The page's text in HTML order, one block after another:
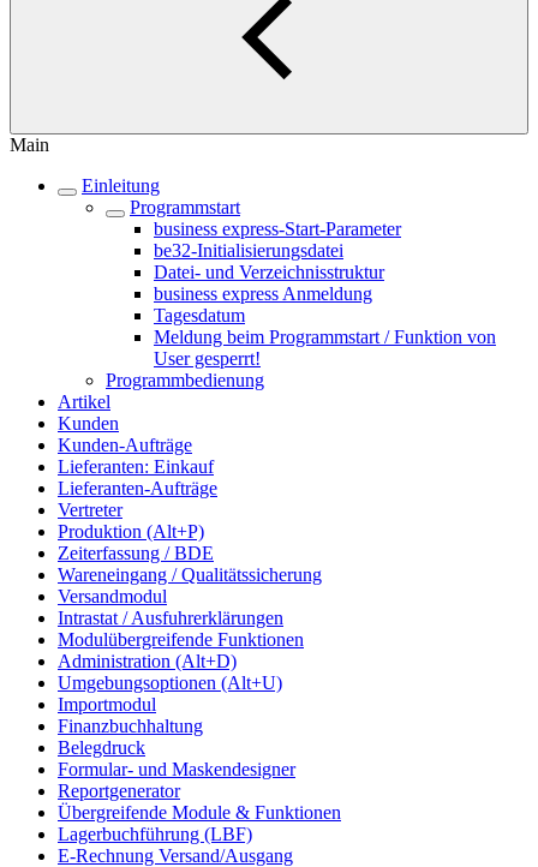
Main
Einleitung
Programmstart
business express-Start-Parameter
be32-Initialisierungsdatei
Datei- und Verzeichnisstruktur
business express Anmeldung
Tagesdatum
Meldung beim Programmstart / Funktion von
User gesperrt!
Programmbedienung
Artikel
Kunden
Kunden-Aufträge
Lieferanten: Einkauf
Lieferanten-Aufträge
Vertreter
Produktion (Alt+P)
Zeiterfassung / BDE
Wareneingang / Qualitätssicherung
Versandmodul
Intrastat / Ausfuhrerklärungen
Modulübergreifende Funktionen
Administration (Alt+D)
Umgebungsoptionen (Alt+U)
Importmodul
Finanzbuchhaltung
Belegdruck
Formular- und Maskendesigner
Reportgenerator
Übergreifende Module & Funktionen
Lagerbuchführung (LBF)
E-Rechnung Versand/Ausgang